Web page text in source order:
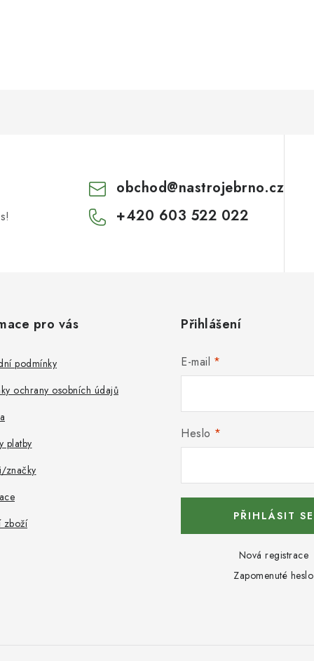
obchod@nastrojebrno.cz
+420 603 522 022
pro vás
podmínky
ochrany osobních údajů
platby
značky
zboží
Přihlášení
E-mail
Heslo
PŘIHLÁSIT SE
Nová registrace
Zapomenuté heslo